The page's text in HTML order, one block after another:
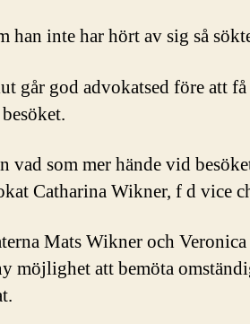
han inte har hört av sig så
går god advokatsed före att
vad som mer hände vid
Catharina Wikner, f d vice
Mats Wikner och Veronica
möjlighet att bemöta